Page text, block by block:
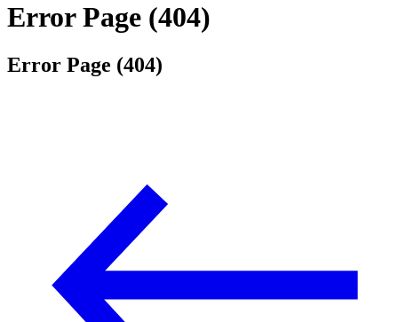
Error Page (404)
Error Page (404)